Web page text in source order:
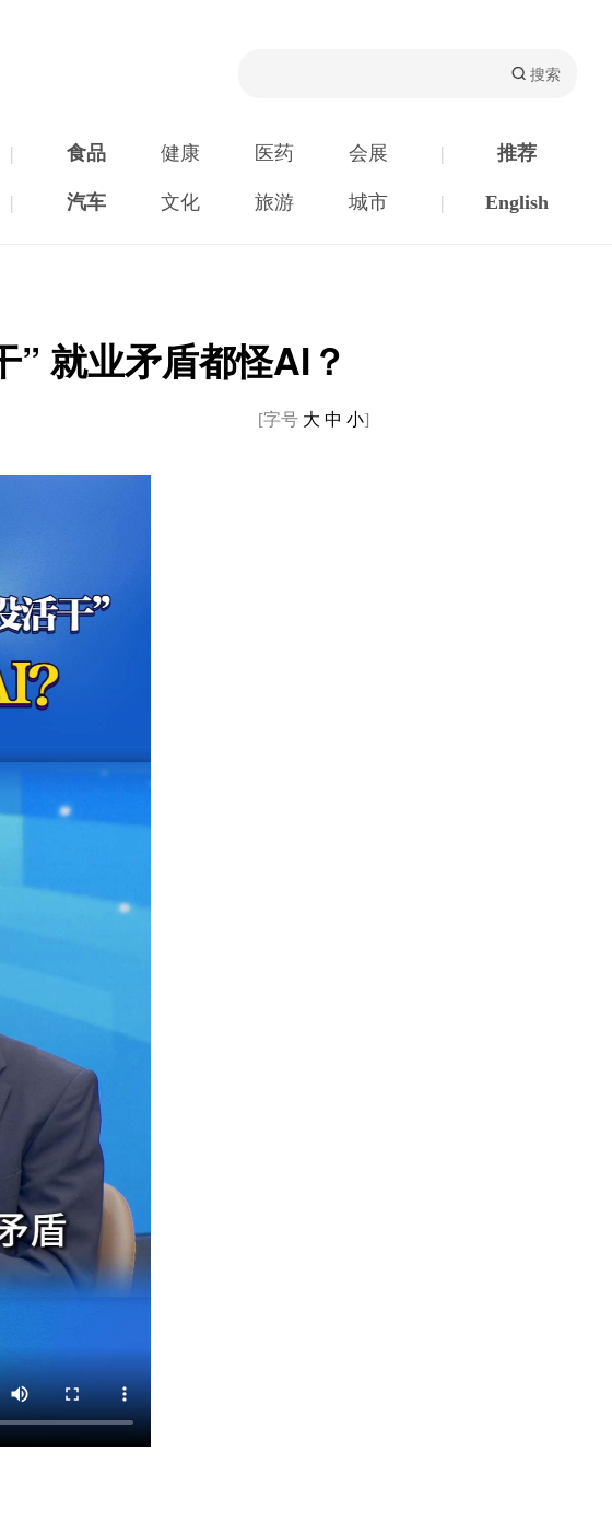
| 食品 健康 医药 会展 | 推荐
| 汽车 文化 旅游 城市 | English
” 就业矛盾都怪AI？
[字号 大 中 小]